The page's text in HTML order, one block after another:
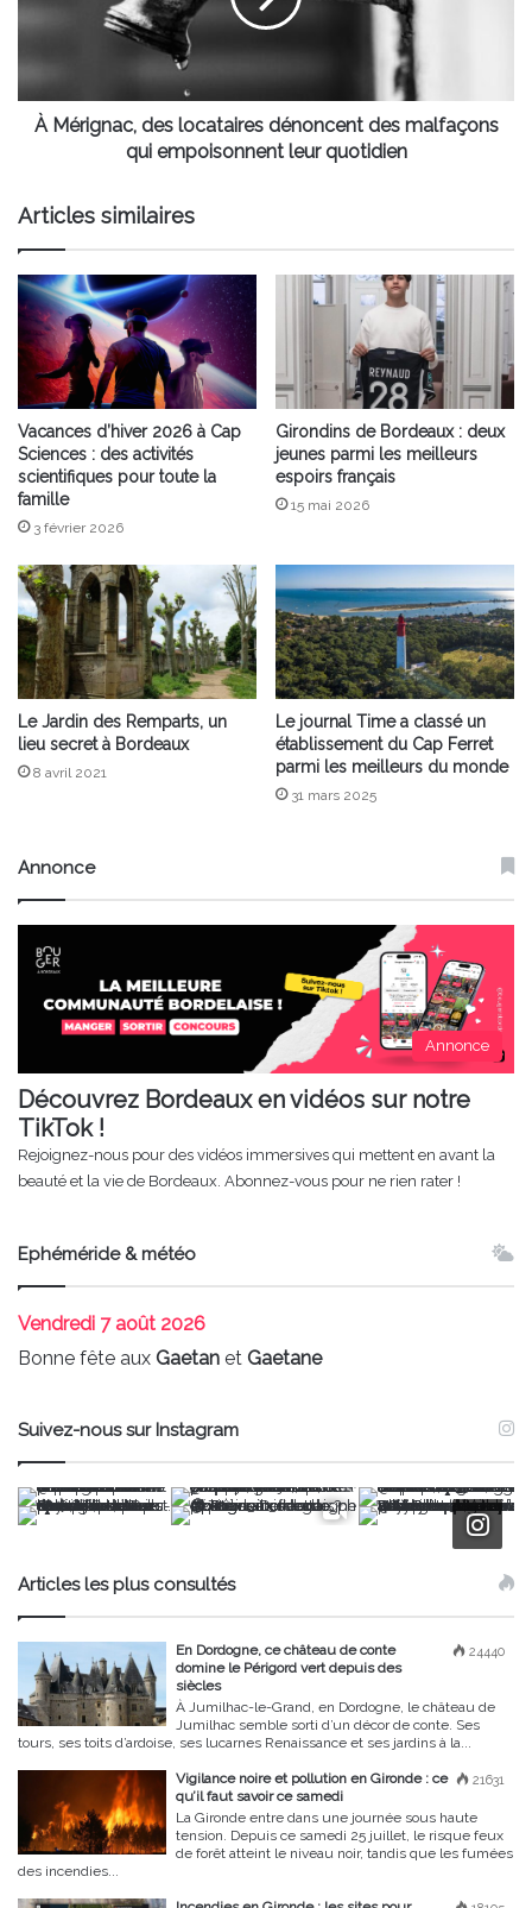
empoisonnent
leurÀ Mérignac, des locataires dénoncent des malfaçons
qui empoisonnent leur quotidien
Articles similaires
Vacances d’hiver 2026 à Cap
Sciences : des activités
scientifiques pour toute la
famille
3 février 2026
Girondins de Bordeaux : deux
jeunes parmi les meilleurs
espoirs français
15 mai 2026
Le Jardin des Remparts, un
lieu secret à Bordeaux
8 avril 2021
Le journal Time a classé un
établissement du Cap Ferret
parmi les meilleurs du monde
31 mars 2025
Annonce
Annonce
Découvrez Bordeaux en vidéos sur notre
TikTok !
Rejoignez-nous pour des vidéos immersives qui mettent en avant la
beauté et la vie de Bordeaux. Abonnez-vous pour ne rien rater !
Ephéméride & météo
Vendredi 7 août 2026
Bonne fête aux Gaetan et Gaetane
Suivez-nous sur Instagram
Articles les plus consultés
24440
En Dordogne, ce château de conte
domine le Périgord vert depuis des
siècles
À Jumilhac-le-Grand, en Dordogne, le château de
Jumilhac semble sorti d’un décor de conte. Ses
tours, ses toits d’ardoise, ses lucarnes Renaissance et ses jardins à la...
21631
Vigilance noire et pollution en Gironde : ce
qu’il faut savoir ce samedi
La Gironde entre dans une journée sous haute
tension. Depuis ce samedi 25 juillet, le risque feux
de forêt atteint le niveau noir, tandis que les fumées
des incendies...